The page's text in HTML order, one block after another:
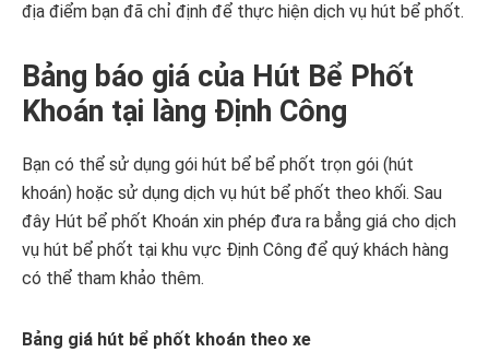
địa điểm bạn đã chỉ định để thực hiện dịch vụ hút bể phốt.
Bảng báo giá của Hút Bể Phốt
Khoán tại làng Định Công
Bạn có thể sử dụng gói hút bể bể phốt trọn gói (hút
khoán) hoặc sử dụng dịch vụ hút bể phốt theo khối. Sau
đây Hút bể phốt Khoán xin phép đưa ra bẳng giá cho dịch
vụ hút bể phốt tại khu vực Định Công để quý khách hàng
có thể tham khảo thêm.
Bảng giá hút bể phốt khoán theo xe